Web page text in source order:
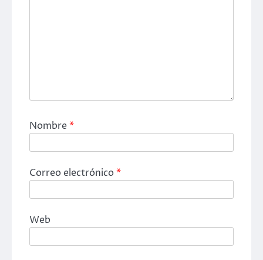
Nombre*
Correo electrónico*
Web